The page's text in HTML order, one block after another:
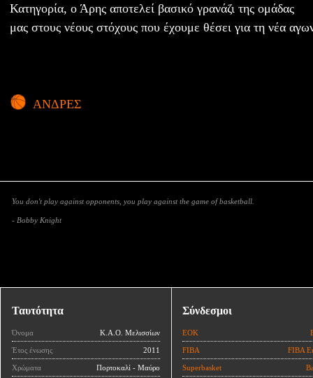
Κατηγορία, ο Άρης αποτελεί βασικό γρανάζι της ομάδας
μας στους νέους στόχους που έχουμε θέσει για τη νέα
ΑΝΔΡΕΣ
You don't play against opponents, you play against the game of basketball.
- Bobby Knight
Ταυτότητα
Όνομα Κ.Α.Ο. Μελισσίων
Έτος ένωσης 2011
Χρώματα Πορτοκαλί - Μαύρο
Σύνδεσμοι
ΕΟΚ
FIBA FIBA
Superbasket